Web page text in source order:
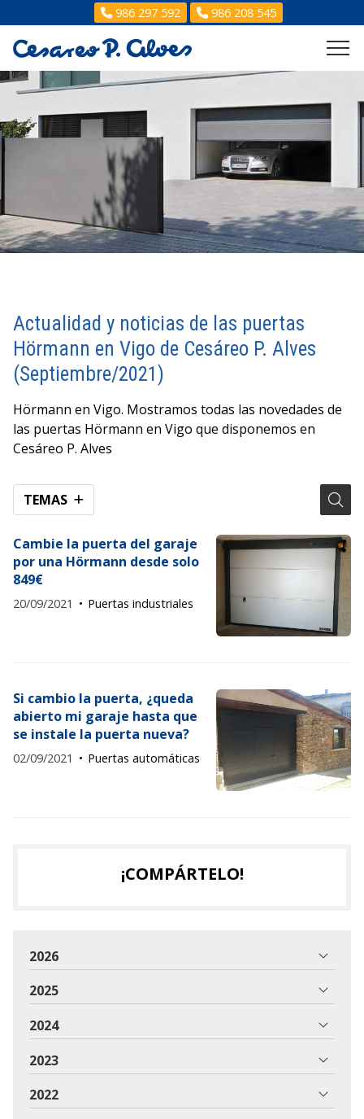
986 297 592 986 208 545
Actualidad y noticias de las puertas
Hörmann en Vigo de Cesáreo P. Alves
(Septiembre/2021)
Hörmann en Vigo. Mostramos todas las novedades de
las puertas Hörmann en Vigo que disponemos en
Cesáreo P. Alves
TEMAS
Cambie la puerta del garaje
por una Hörmann desde solo
849€
20/09/2021 Puertas industriales
Si cambio la puerta, ¿queda
abierto mi garaje hasta que
se instale la puerta nueva?
02/09/2021 Puertas automáticas
¡COMPÁRTELO!
2026
2025
2024
2023
2022